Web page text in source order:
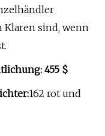
Klaren sind, wenn
455 $
162 rot und